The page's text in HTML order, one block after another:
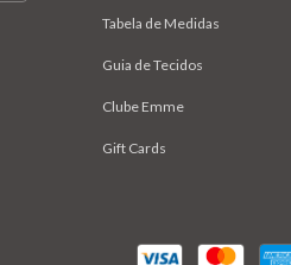
Tabela de Medidas
Guia de Tecidos
Clube Emme
Gift Cards